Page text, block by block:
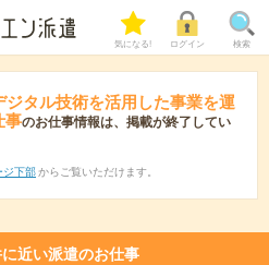
気になる! ログイン 検索
タル技術を活用した事業を運
事のお仕事情報は、掲載が終了してい
ジ下部 からご覧いただけます。
近い派遣のお仕事